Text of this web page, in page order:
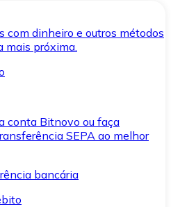
com dinheiro e outros métodos
mais próxima.
conta Bitnovo ou faça
SEPA ao melhor
bancária